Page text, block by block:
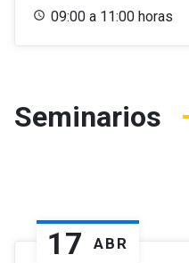
09:00 a 11:00 horas
Seminarios
17 ABR